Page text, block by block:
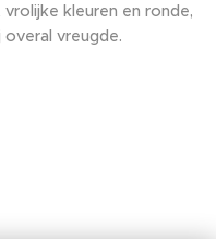
kleuren en ronde,
vreugde.